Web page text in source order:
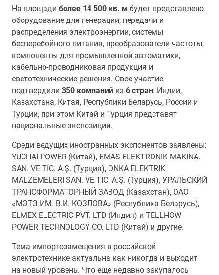
На площади более 14 500 кв. м будет представлено
оборудование для генерации, передачи и
распределения электроэнергии, системы
бесперебойного питания, преобразователи частоты,
компоненты для промышленной автоматики,
кабельно-проводниковая продукция и
светотехнические решения. Свое участие
подтвердили 350 компаний из 6 стран: Индии,
Казахстана, Китая, Республики Беларусь, России и
Турции, при этом Китай и Турция представят
национальные экспозиции.
Среди ведущих иностранных экспонентов заявлены:
YUCHAI POWER (Китай), EMAS ELEKTRONIK MAKINA.
SAN. VE TIC. A.Ş. (Турция), ONKA ELEKTRIK
MALZEMELERI SAN. VE TIC. A.Ş. (Турция), УРАЛЬСКИЙ
ТРАНСФОРМАТОРНЫЙ ЗАВОД (Казахстан), ОАО
«МЭТЗ ИМ. В.И. КОЗЛОВА» (Республика Беларусь),
ELMEX ELECTRIC PVT. LTD (Индия) и TELLHOW
POWER TECHNOLOGY CO. LTD (Китай) и другие.
Тема импортозамещения в российской
электротехнике актуальна как никогда и выходит
на новый уровень. Что еще недавно закупалось